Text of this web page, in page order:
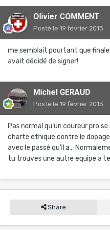
Olivier COMMENT
Posté le 19 février 2013
me semblait pourtant que
avait décidé de signer!
Michel GERAUD
Posté le 19 février 2013
Pas normal qu'un coureur pro
charte ethique contre le
avec le passé qu'il a...
tu trouves une autre equipe a
Share